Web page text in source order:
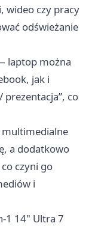
wideo czy pracy
odświeżanie
laptop można
jak i
prezentacja”, co
multimedialne
a dodatkowo
czyni go
i
1 14" Ultra 7